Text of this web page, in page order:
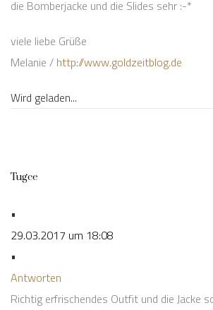
die Bomberjacke und die Slides sehr :-*
viele liebe Grüße
Melanie / http://www.goldzeitblog.de
Wird geladen...
Tugce
•
29.03.2017 um 18:08
•
Antworten
Richtig erfrischendes Outfit und die Jacke